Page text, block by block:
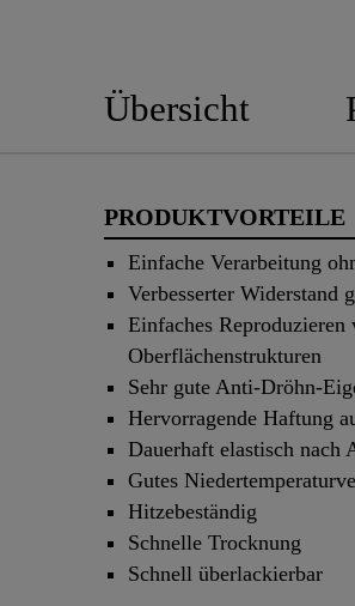
Übersicht
PRODUKTVORTEILE
Einfache Verarbeitung
Verbesserter Widerstand
Einfaches
Oberflächenstrukturen
Sehr gute Anti-Dröhn-
Hervorragende Haftung
Dauerhaft elastisch nach
Gutes
Hitzebeständig
Schnelle Trocknung
Schnell überlackierbar